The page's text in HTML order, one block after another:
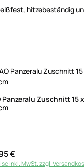
hitzebeständig
Panzeralu Zuschnitt 15 x
Preis:
€
inkl. MwSt. zzgl.